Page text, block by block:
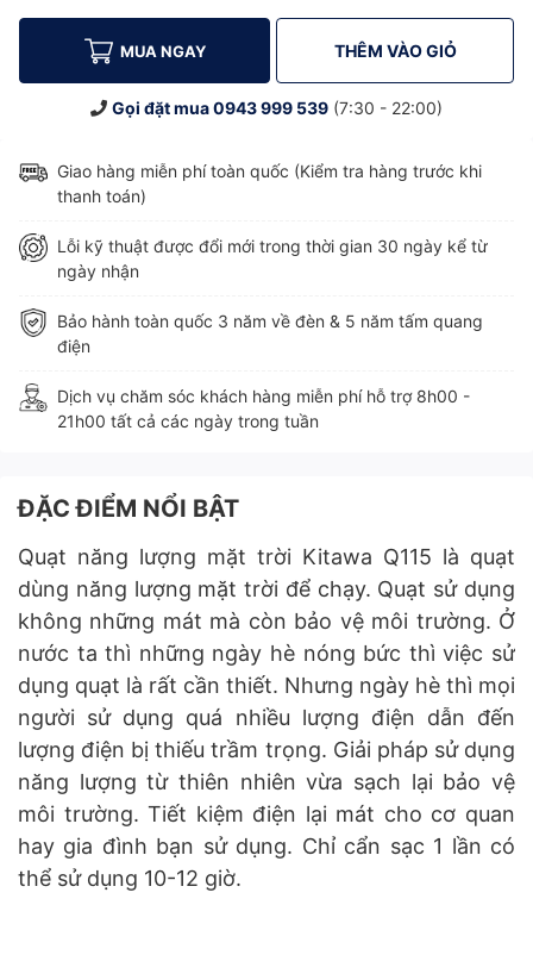
MUA NGAY THÊM VÀO GIỎ
Gọi đặt mua0943 999 539 (7:30 - 22:00)
Giao hàng miễn phí toàn quốc (Kiểm tra hàng trước khi
thanh toán)
Lỗi kỹ thuật được đổi mới trong thời gian 30 ngày kể từ
ngày nhận
Bảo hành toàn quốc 3 năm về đèn & 5 năm tấm quang
điện
Dịch vụ chăm sóc khách hàng miễn phí hỗ trợ 8h00 -
21h00 tất cả các ngày trong tuần
ĐẶC ĐIỂM NỔI BẬT
Quạt năng lượng mặt trời Kitawa Q115 là quạt
dùng năng lượng mặt trời để chạy. Quạt sử dụng
không những mát mà còn bảo vệ môi trường. Ở
nước ta thì những ngày hè nóng bức thì việc sử
dụng quạt là rất cần thiết. Nhưng ngày hè thì mọi
người sử dụng quá nhiều lượng điện dẫn đến
lượng điện bị thiếu trầm trọng. Giải pháp sử dụng
năng lượng từ thiên nhiên vừa sạch lại bảo vệ
môi trường. Tiết kiệm điện lại mát cho cơ quan
hay gia đình bạn sử dụng. Chỉ cẩn sạc 1 lần có
thể sử dụng 10-12 giờ.